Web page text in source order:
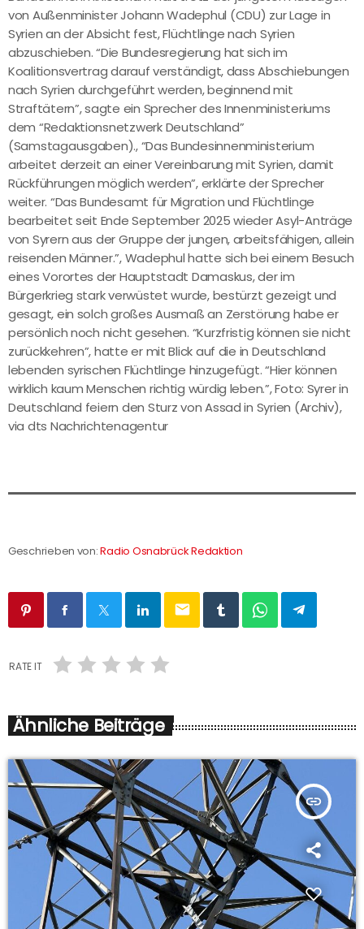
von Außenminister Johann Wadephul (CDU) zur Lage in
Syrien an der Absicht fest, Flüchtlinge nach Syrien
abzuschieben. “Die Bundesregierung hat sich im
Koalitionsvertrag darauf verständigt, dass Abschiebungen
nach Syrien durchgeführt werden, beginnend mit
Straftätern”, sagte ein Sprecher des Innenministeriums
dem “Redaktionsnetzwerk Deutschland”
(Samstagausgaben)., “Das Bundesinnenministerium
arbeitet derzeit an einer Vereinbarung mit Syrien, damit
Rückführungen möglich werden”, erklärte der Sprecher
weiter. “Das Bundesamt für Migration und Flüchtlinge
bearbeitet seit Ende September 2025 wieder Asyl-Anträge
von Syrern aus der Gruppe der jungen, arbeitsfähigen, allein
reisenden Männer.”, Wadephul hatte sich bei einem Besuch
eines Vorortes der Hauptstadt Damaskus, der im
Bürgerkrieg stark verwüstet wurde, bestürzt gezeigt und
gesagt, ein solch großes Ausmaß an Zerstörung habe er
persönlich noch nicht gesehen. “Kurzfristig können sie nicht
zurückkehren”, hatte er mit Blick auf die in Deutschland
lebenden syrischen Flüchtlinge hinzugefügt. “Hier können
wirklich kaum Menschen richtig würdig leben.”, Foto: Syrer in
Deutschland feiern den Sturz von Assad in Syrien (Archiv),
via dts Nachrichtenagentur
Geschrieben von:Radio Osnabrück Redaktion
email
RATE IT
Ähnliche Beiträge
insert_link